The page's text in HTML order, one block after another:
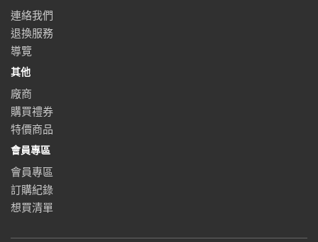
連絡我們
退換服務
導覽
其他
廠商
購買禮券
特價商品
會員專區
會員專區
訂購紀錄
想買清單